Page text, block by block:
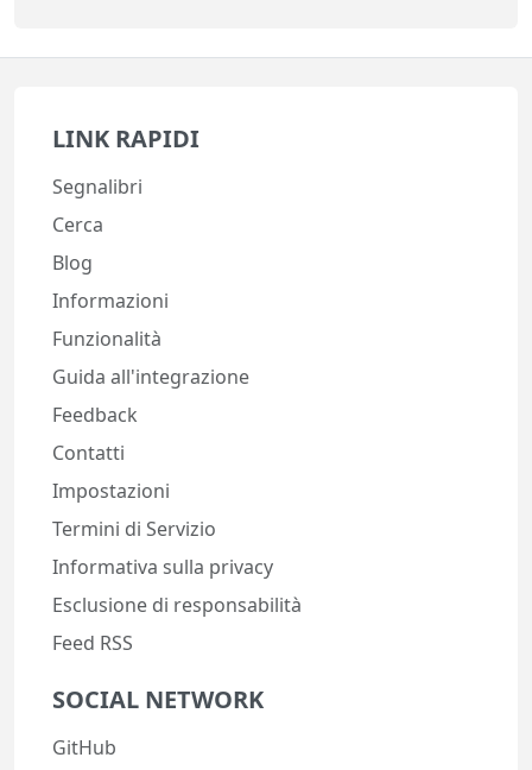
LINK RAPIDI
Segnalibri
Cerca
Blog
Informazioni
Funzionalità
Guida all'integrazione
Feedback
Contatti
Impostazioni
Termini di Servizio
Informativa sulla privacy
Esclusione di responsabilità
Feed RSS
SOCIAL NETWORK
GitHub